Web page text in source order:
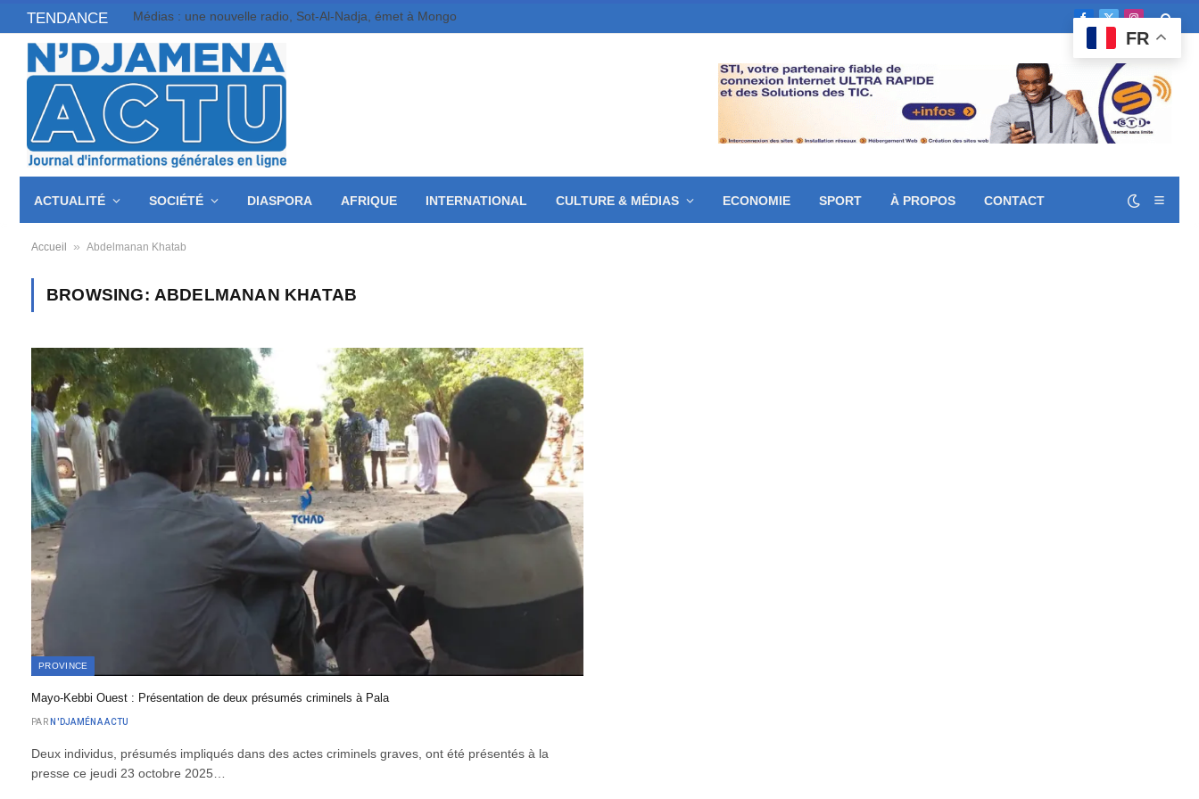
TENDANCE Médias : une nouvelle radio, Sot-Al-Nadja, émet à Mongo
Facebook
X
(Twitter)
ACTUALITÉ SOCIÉTÉ DIASPORA AFRIQUE INTERNATIONAL CULTURE & MÉDIAS ECONOMIE SPORT À PROPOS CONTACT
Accueil » Abdelmanan Khatab
BROWSING: ABDELMANAN KHATAB
PROVINCE
Mayo-Kebbi Ouest : Présentation de deux présumés criminels à Pala
PAR N'DJAMÉNA ACTU
Deux individus, présumés impliqués dans des actes criminels graves, ont été présentés à la
presse ce jeudi 23 octobre 2025…
FR